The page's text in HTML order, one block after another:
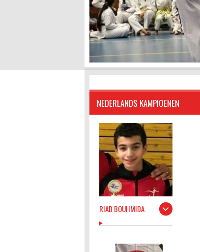
NEDERLANDS KAMPIOENEN
RIAD BOUHMIDA